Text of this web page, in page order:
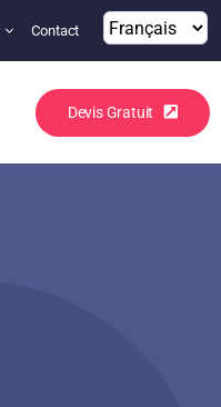
Contact
Devis Gratuit